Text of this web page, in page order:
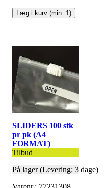
SLIDERS 100 stk
pr pk (A4
FORMAT)
Tilbud
På lager (Levering: 3 dage)